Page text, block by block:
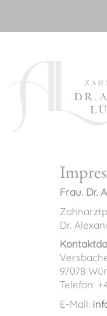
Frau. Dr.
Dr.
97078
Telefon:
E-Mail: